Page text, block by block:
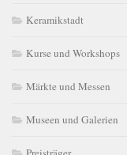
Keramikstadt
Kurse und Workshops
Märkte und Messen
Museen und Galerien